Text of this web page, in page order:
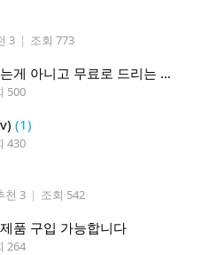
3 | 조회 773
변합기 글 올린 사람입니다 파는게 아니고 무료로 드리는 겁니다 필요하신분 연락처 남겨주시면 됩니다
500
(1)
430
천 3 | 조회 542
품 구입 가능합니다
264